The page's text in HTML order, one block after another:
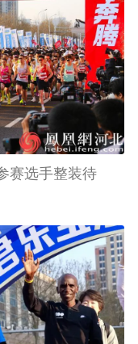
赛选手整装待